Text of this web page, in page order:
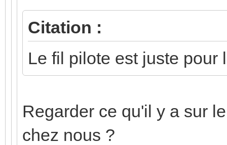
Citation :
Le fil pilote est juste pour
Regarder ce qu'il y a sur
chez nous ?